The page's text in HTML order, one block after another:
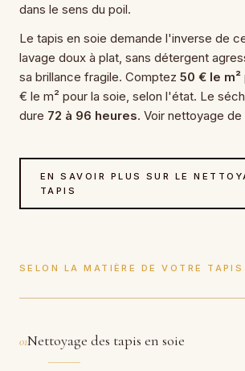
dans le sens du poil.
Le tapis en soie demande l'inverse de
lavage doux à plat, sans détergent
sa brillance fragile. Comptez 50 € le m²
€ le m² pour la soie, selon l'état. Le
dure 72 à 96 heures. Voir nettoyage de
EN SAVOIR PLUS SUR LE
TAPIS
SELON LA MATIÈRE DE VOTRE TAPIS
01Nettoyage des tapis en soie